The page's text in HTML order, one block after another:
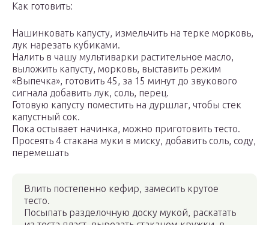
Как готовить:
Нашинковать капусту, измельчить на терке морковь,
лук нарезать кубиками.
Налить в чашу мультиварки растительное масло,
выложить капусту, морковь, выставить режим
«Выпечка», готовить 45, за 15 минут до звукового
сигнала добавить лук, соль, перец.
Готовую капусту поместить на дуршлаг, чтобы стек
капустный сок.
Пока остывает начинка, можно приготовить тесто.
Просеять 4 стакана муки в миску, добавить соль, соду,
перемешать
Влить постепенно кефир, замесить крутое
тесто.
Посыпать разделочную доску мукой, раскатать